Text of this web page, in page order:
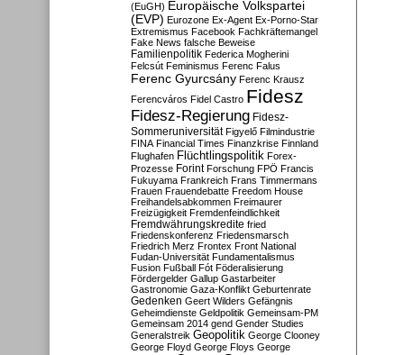
(EuGH) Europäische Volkspartei
(EVP) Eurozone Ex-Agent Ex-Porno-Star
Extremismus Facebook Fachkräftemangel
Fake News falsche Beweise
Familienpolitik Federica Mogherini
Felcsút Feminismus Ferenc Falus
Ferenc Gyurcsány Ferenc Krausz
Ferencváros Fidel Castro Fidesz
Fidesz-Regierung Fidesz-
Sommeruniversität Figyelő Filmindustrie
FINA Financial Times Finanzkrise Finnland
Flughafen Flüchtlingspolitik Forex-
Prozesse Forint Forschung FPÖ Francis
Fukuyama Frankreich Frans Timmermans
Frauen Frauendebatte Freedom House
Freihandelsabkommen Freimaurer
Freizügigkeit Fremdenfeindlichkeit
Fremdwährungskredite fried
Friedenskonferenz Friedensmarsch
Friedrich Merz Frontex Front National
Fudan-Universität Fundamentalismus
Fusion Fußball Fót Föderalisierung
Fördergelder Gallup Gastarbeiter
Gastronomie Gaza-Konflikt Geburtenrate
Gedenken Geert Wilders Gefängnis
Geheimdienste Geldpolitik Gemeinsam-PM
Gemeinsam 2014 gend Gender Studies
Generalstreik Geopolitik George Clooney
George Floyd George Floys George